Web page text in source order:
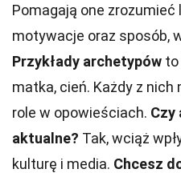
Pomagają one zrozumieć
motywacje oraz sposób,
Przykłady archetypów to
matka, cień. Każdy z
role w opowieściach. Czy
aktualne? Tak, wciąż
kulturę i media. Chcesz